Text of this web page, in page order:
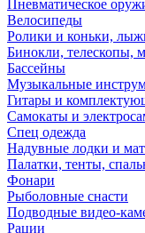
Пневматическое
Велосипеды
Ролики и коньки,
Бинокли, телескопы,
Бассейны
Музыкальные
Гитары и
Самокаты и
Спец одежда
Надувные лодки и
Палатки, тенты,
Фонари
Рыболовные снасти
Подводные видео-
Рации